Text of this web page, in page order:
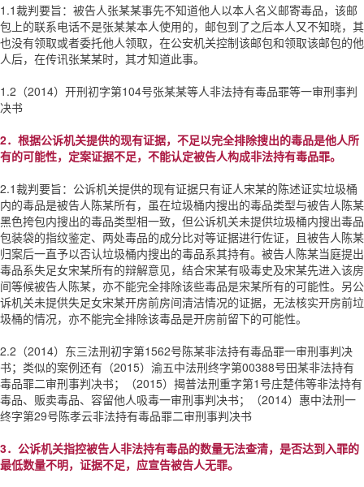
1.1裁判要旨：被告人张某某事先不知道他人以本人名义邮寄毒品，该邮
包上的联系电话不是张某某本人使用的，邮包到了之后本人又不知晓，其
也没有领取或者委托他人领取，在公安机关控制该邮包和领取该邮包的他
人后，在传讯张某某时，其才知道此事。
1.2（2014）开刑初字第104号张某某等人非法持有毒品罪等一审刑事判
决书
2．根据公诉机关提供的现有证据，不足以完全排除搜出的毒品是他人所
有的可能性，定案证据不足，不能认定被告人构成非法持有毒品罪。
2.1裁判要旨：公诉机关提供的现有证据只有证人宋某的陈述证实垃圾桶
内的毒品是被告人陈某所有，虽在垃圾桶内搜出的毒品类型与被告人陈某
黑色挎包内搜出的毒品类型相一致，但公诉机关未提供垃圾桶内搜出毒品
包装袋的指纹鉴定、两处毒品的成分比对等证据进行佐证，且被告人陈某
归案后一直予以否认垃圾桶内搜出的毒品系其持有。被告人陈某当庭提出
毒品系失足女宋某所有的辩解意见，结合宋某有吸毒史及宋某先进入该房
间等候被告人陈某，亦不能完全排除该些毒品是宋某所有的可能性。另公
诉机关未提供失足女宋某开房前房间清洁情况的证据，无法核实开房前垃
圾桶的情况，亦不能完全排除该毒品是开房前留下的可能性。
2.2（2014）东三法刑初字第1562号陈某非法持有毒品罪一审刑事判决
书；类似的案例还有（2015）渝五中法刑终字第00388号田某非法持有
毒品罪二审刑事判决书；（2015）揭普法刑重字第1号庄楚伟等非法持有
毒品、贩卖毒品、容留他人吸毒一审刑事判决书；（2014）惠中法刑一
终字第29号陈孝云非法持有毒品罪二审刑事判决书
3．公诉机关指控被告人非法持有毒品的数量无法查清，是否达到入罪的
最低数量不明，证据不足，应宣告被告人无罪。